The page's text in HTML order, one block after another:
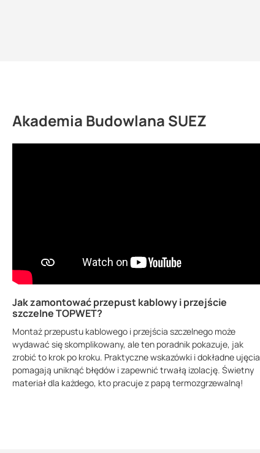
Akademia Budowlana SUEZ
Jak zamontować przepust kablowy i przejście
szczelne TOPWET?
Montaż przepustu kablowego i przejścia szczelnego może
wydawać się skomplikowany, ale ten poradnik pokazuje, jak
zrobić to krok po kroku. Praktyczne wskazówki i dokładne ujęcia
pomagają uniknąć błędów i zapewnić trwałą izolację. Świetny
materiał dla każdego, kto pracuje z papą termozgrzewalną!